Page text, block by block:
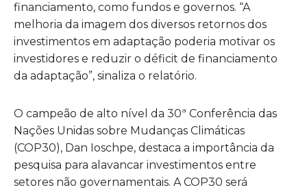
financiamento, como fundos e governos. “A
melhoria da imagem dos diversos retornos dos
investimentos em adaptação poderia motivar os
investidores e reduzir o déficit de financiamento
da adaptação”, sinaliza o relatório.
O campeão de alto nível da 30ª Conferência das
Nações Unidas sobre Mudanças Climáticas
(COP30), Dan Ioschpe, destaca a importância da
pesquisa para alavancar investimentos entre
setores não governamentais. A COP30 será